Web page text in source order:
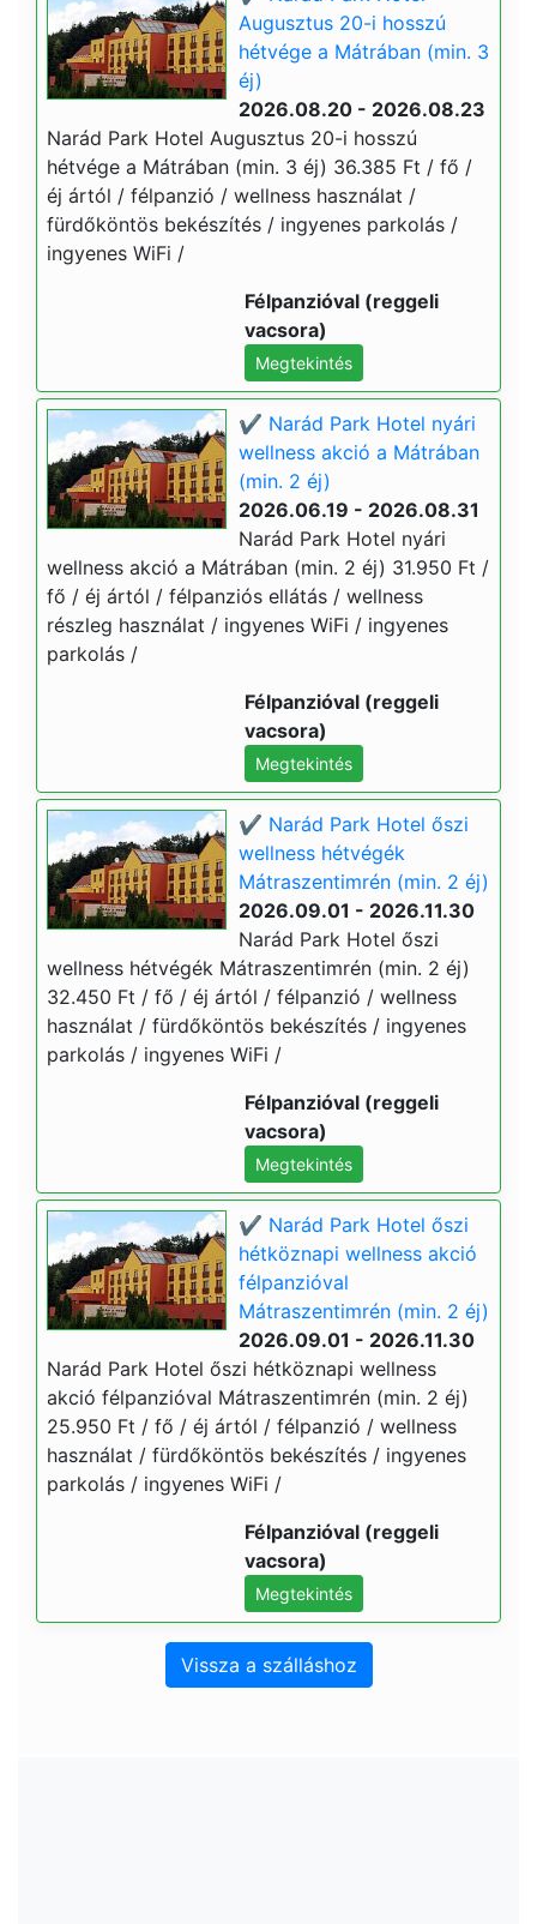
Augusztus 20-i hosszú
hétvége a Mátrában (min. 3
éj)
2026.08.20 - 2026.08.23
Narád Park Hotel Augusztus 20-i hosszú
hétvége a Mátrában (min. 3 éj) 36.385 Ft / fő /
éj ártól / félpanzió / wellness használat /
fürdőköntös bekészítés / ingyenes parkolás /
ingyenes WiFi /
Félpanzióval (reggeli
vacsora)
Megtekintés
✔️ Narád Park Hotel nyári
wellness akció a Mátrában
(min. 2 éj)
2026.06.19 - 2026.08.31
Narád Park Hotel nyári
wellness akció a Mátrában (min. 2 éj) 31.950 Ft /
fő / éj ártól / félpanziós ellátás / wellness
részleg használat / ingyenes WiFi / ingyenes
parkolás /
Félpanzióval (reggeli
vacsora)
Megtekintés
✔️ Narád Park Hotel őszi
wellness hétvégék
Mátraszentimrén (min. 2 éj)
2026.09.01 - 2026.11.30
Narád Park Hotel őszi
wellness hétvégék Mátraszentimrén (min. 2 éj)
32.450 Ft / fő / éj ártól / félpanzió / wellness
használat / fürdőköntös bekészítés / ingyenes
parkolás / ingyenes WiFi /
Félpanzióval (reggeli
vacsora)
Megtekintés
✔️ Narád Park Hotel őszi
hétköznapi wellness akció
félpanzióval
Mátraszentimrén (min. 2 éj)
2026.09.01 - 2026.11.30
Narád Park Hotel őszi hétköznapi wellness
akció félpanzióval Mátraszentimrén (min. 2 éj)
25.950 Ft / fő / éj ártól / félpanzió / wellness
használat / fürdőköntös bekészítés / ingyenes
parkolás / ingyenes WiFi /
Félpanzióval (reggeli
vacsora)
Megtekintés
Vissza a szálláshoz